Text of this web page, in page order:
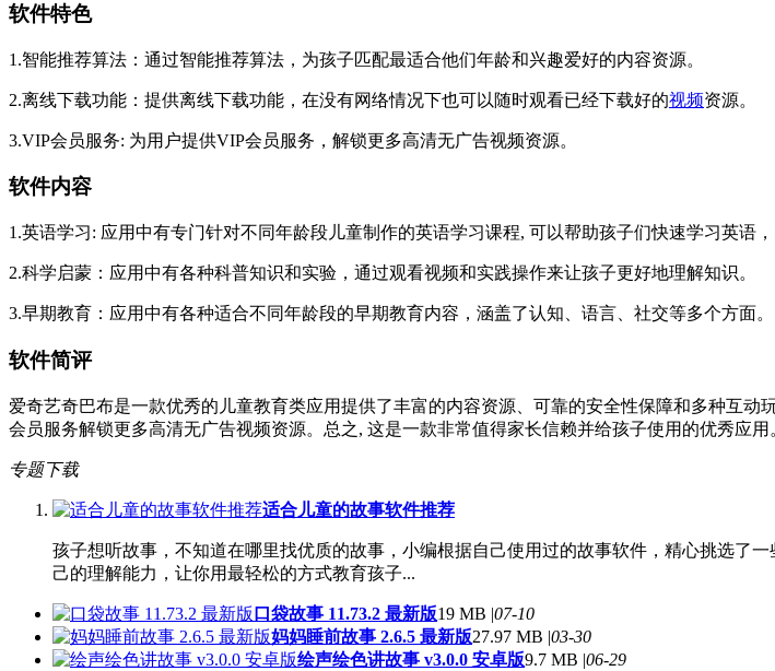
软件特色
1.智能推荐算法：通过智能推荐算法，为孩子匹配最适合他们年龄和兴趣爱好的内容资源。
2.离线下载功能：提供离线下载功能，在没有网络情况下也可以随时观看已经下载好的视频资源。
3.VIP会员服务: 为用户提供VIP会员服务，解锁更多高清无广告视频资源。
软件内容
1.英语学习: 应用中有专门针对不同年龄段儿童制作的英语学习课程, 可以帮助孩子们快速学习英语
2.科学启蒙：应用中有各种科普知识和实验，通过观看视频和实践操作来让孩子更好地理解知识。
3.早期教育：应用中有各种适合不同年龄段的早期教育内容，涵盖了认知、语言、社交等多个方面。
软件简评
爱奇艺奇巴布是一款优秀的儿童教育类应用提供了丰富的内容资源、可靠的安全性保障和多种互
会员服务解锁更多高清无广告视频资源。总之, 这是一款非常值得家长信赖并给孩子使用的优秀应用
专题下载
适合儿童的故事软件推荐
孩子想听故事，不知道在哪里找优质的故事，小编根据自己使用过的故事软件，精心挑选了
己的理解能力，让你用最轻松的方式教育孩子...
口袋故事 11.73.2 最新版19 MB |07-10
妈妈睡前故事 2.6.5 最新版27.97 MB |03-30
绘声绘色讲故事 v3.0.0 安卓版9.7 MB |06-29